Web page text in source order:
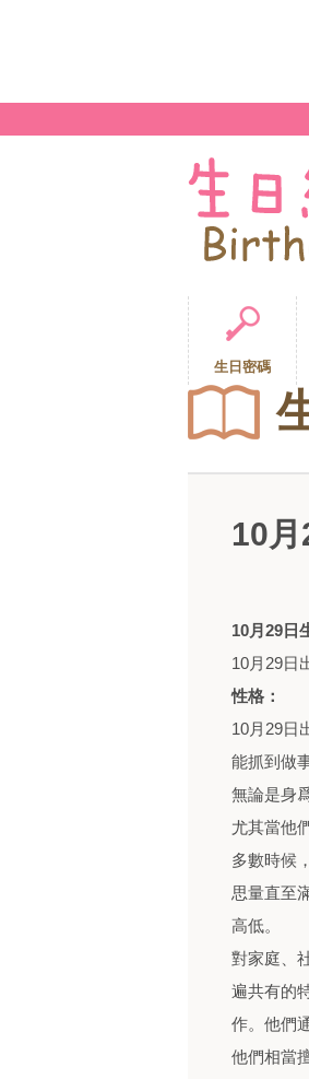
生日密碼
10月
10月29日
10月29日
性格：
10月29日
能抓到做
無論是身
尤其當他
多數時候
思量直至
高低。
對家庭、
遍共有的
作。他們
他們相當